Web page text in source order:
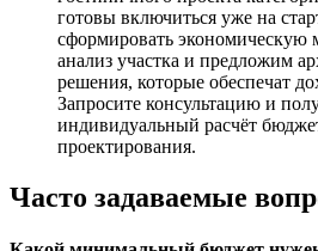
готовы включиться уже на
сформировать экономическую
анализ участка и предложим
решения, которые обеспечат
Запросите консультацию и
индивидуальный расчёт
проектирования.
Часто задаваемые